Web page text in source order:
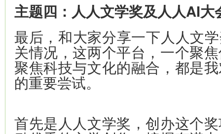
主题四：人人文学奖及人人AI大
最后，和大家分享一下人人文
关情况，这两个平台，一个聚
聚焦科技与文化的融合，都是
的重要尝试。
首先是人人文学奖，创办这个